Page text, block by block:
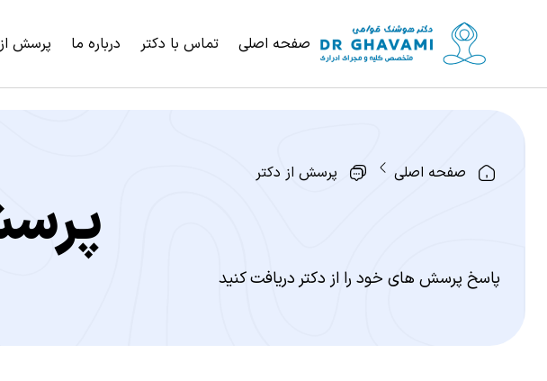
صفحه اصلی تماس با دکتر درباره ما پرسش
صفحه اصلی پرسش از دکتر
پاسخ پرسش های خود را از دکتر دریافت کنید